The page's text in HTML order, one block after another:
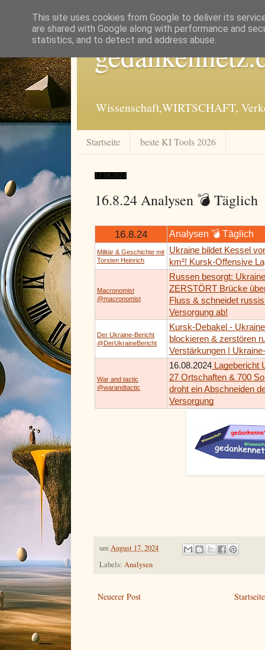
Wissenschaft,WIRTSCHAFT,
Startseite beste KI Tools 2026
17.08.2024
16.8.24 Analysen 💣 Täglich
16.8.24 Analysen 💣 Täglich
Militär & Geschichte mit
Torsten Heinrich
Ukraine bildet Kessel
km²! Kursk-Offensive
Macronomist
@macronomist
Russen besorgt: Ukraine
ZERSTÖRT Brücke
Fluss & schneidet
Versorgung ab!
Der Ukraine-Bericht
@DerUkraineBericht
Kursk-Debakel -
blockieren & zerstören
Verstärkungen |
War and tactic
@warandtactic
16.08.2024 Lagebericht
27 Ortschaften & 700
droht ein Abschneiden
Versorgung
umAugust 17, 2024
Labels: Analysen
Neuerer Post Startseite
This site uses cookies from Google to deliver its
are shared with Google along with performance and
statistics, and to detect and address abuse.